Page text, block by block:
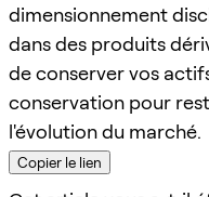
dimensionnement
dans des produits
de conserver vos
conservation pour
l'évolution du marché.
Copier le lien